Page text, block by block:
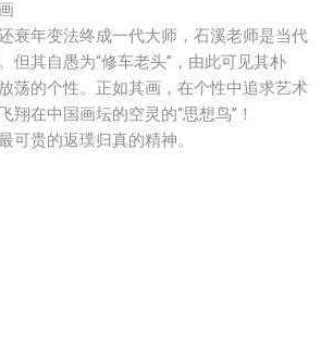
衰年变法终成一代大师，石溪老师是当代
但其自愚为“修车老头”，由此可见其朴
荡的个性。正如其画，在个性中追求艺术
翔在中国画坛的空灵的“思想鸟”！
可贵的返璞归真的精神。